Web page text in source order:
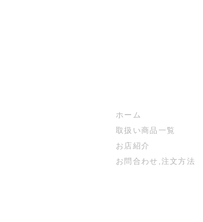
ホーム
取扱い商品一覧
お店紹介
お問合わせ,注文方法